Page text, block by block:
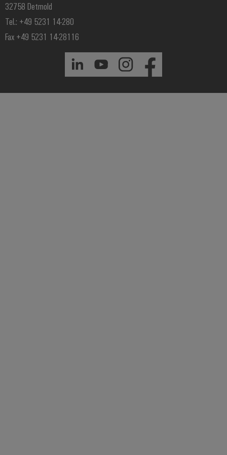
32758 Detmold
Tel.: +49 5231 14-280
Fax +49 5231 14-28116